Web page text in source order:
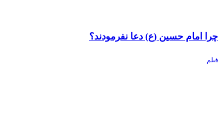
چرا امام حسین (ع) دعا نفرمودند؟
فیلم